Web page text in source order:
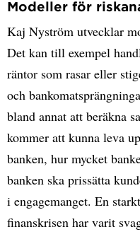
Modeller för
Kaj Nyström utvecklar
Det kan till exempel
räntor som rasar eller
och
bland annat att beräkna
kommer att kunna leva
banken, hur mycket
banken ska prissätta
i engagemanget. En
finanskrisen har varit